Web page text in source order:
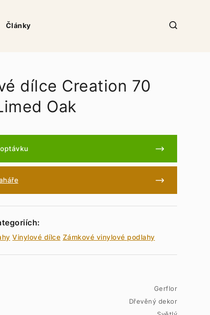
Články
dílce Creation 70
Oak
Vinylové dílce Zámkové vinylové podlahy
Gerflor
Dřevěný dekor